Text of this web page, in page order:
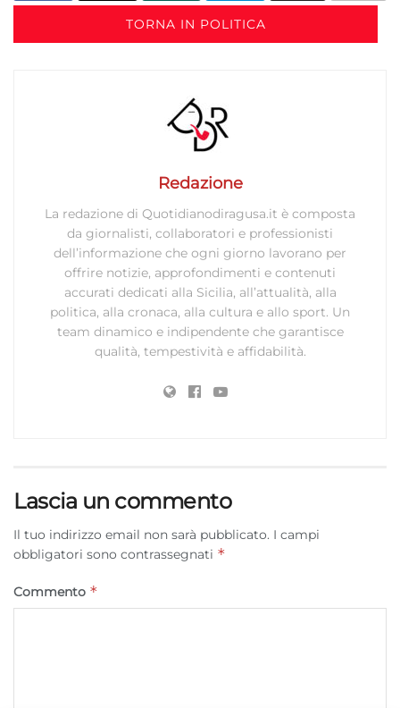
TORNA IN POLITICA
Redazione
La redazione di Quotidianodiragusa.it è composta
da giornalisti, collaboratori e professionisti
dell’informazione che ogni giorno lavorano per
offrire notizie, approfondimenti e contenuti
accurati dedicati alla Sicilia, all’attualità, alla
politica, alla cronaca, alla cultura e allo sport. Un
team dinamico e indipendente che garantisce
qualità, tempestività e affidabilità.
Lascia un commento
Il tuo indirizzo email non sarà pubblicato. I campi
obbligatori sono contrassegnati *
Commento *